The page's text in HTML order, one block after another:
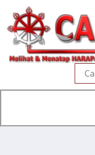
content